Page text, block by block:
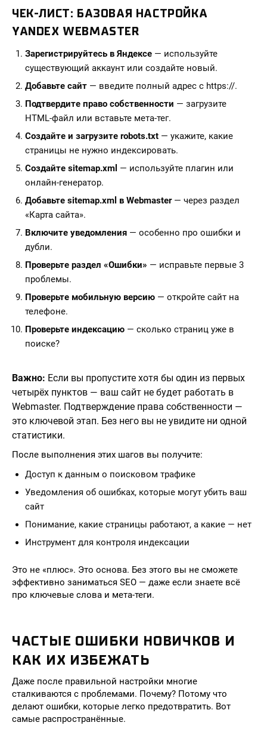
ЧЕК-ЛИСТ: БАЗОВАЯ НАСТРОЙКА
YANDEX WEBMASTER
Зарегистрируйтесь в Яндексе — используйте
существующий аккаунт или создайте новый.
Добавьте сайт — введите полный адрес с https://.
Подтвердите право собственности — загрузите
HTML-файл или вставьте мета-тег.
Создайте и загрузите robots.txt — укажите, какие
страницы не нужно индексировать.
Создайте sitemap.xml — используйте плагин или
онлайн-генератор.
Добавьте sitemap.xml в Webmaster— через раздел
«Карта сайта».
Включите уведомления — особенно про ошибки и
дубли.
Проверьте раздел «Ошибки» — исправьте первые 3
проблемы.
Проверьте мобильную версию — откройте сайт на
телефоне.
Проверьте индексацию — сколько страниц уже в
поиске?
Важно: Если вы пропустите хотя бы один из первых
четырёх пунктов — ваш сайт не будет работать в
Webmaster. Подтверждение права собственности —
это ключевой этап. Без него вы не увидите ни одной
статистики.
После выполнения этих шагов вы получите:
Доступ к данным о поисковом трафике
Уведомления об ошибках, которые могут убить ваш
сайт
Понимание, какие страницы работают, а какие — нет
Инструмент для контроля индексации
Это не «плюс». Это основа. Без этого вы не сможете
эффективно заниматься SEO — даже если знаете всё
про ключевые слова и мета-теги.
ЧАСТЫЕ ОШИБКИ НОВИЧКОВ И
КАК ИХ ИЗБЕЖАТЬ
Даже после правильной настройки многие
сталкиваются с проблемами. Почему? Потому что
делают ошибки, которые легко предотвратить. Вот
самые распространённые.